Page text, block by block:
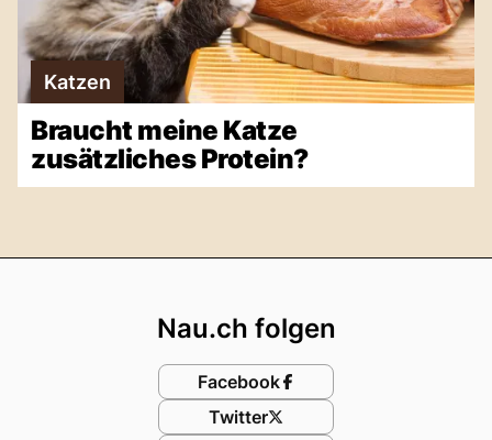
Katzen
Braucht meine Katze
zusätzliches Protein?
Nau.ch folgen
Facebook
Twitter